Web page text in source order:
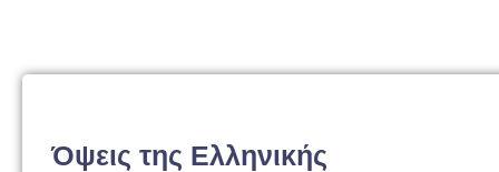
Όψεις της Ελληνικής